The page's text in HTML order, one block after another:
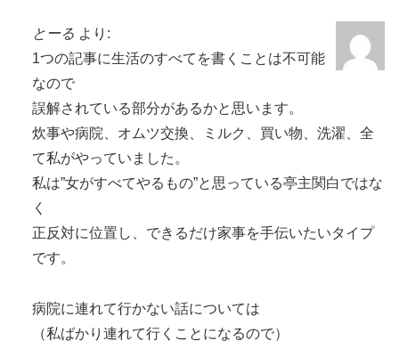
とーる より:
1つの記事に生活のすべてを書くことは不可能
なので
誤解されている部分があるかと思います。
炊事や病院、オムツ交換、ミルク、買い物、洗濯、全
て私がやっていました。
私は”女がすべてやるもの”と思っている亭主関白ではな
く
正反対に位置し、できるだけ家事を手伝いたいタイプ
です。
病院に連れて行かない話については
（私ばかり連れて行くことになるので）